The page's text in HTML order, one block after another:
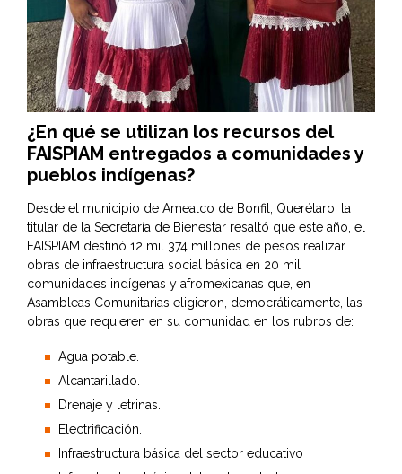
¿En qué se utilizan los recursos del
FAISPIAM entregados a comunidades y
pueblos indígenas?
Desde el municipio de Amealco de Bonfil, Querétaro, la
titular de la Secretaría de Bienestar resaltó que este año, el
FAISPIAM destinó 12 mil 374 millones de pesos realizar
obras de infraestructura social básica en 20 mil
comunidades indígenas y afromexicanas que, en
Asambleas Comunitarias eligieron, democráticamente, las
obras que requieren en su comunidad en los rubros de:
Agua potable.
Alcantarillado.
Drenaje y letrinas.
Electrificación.
Infraestructura básica del sector educativo